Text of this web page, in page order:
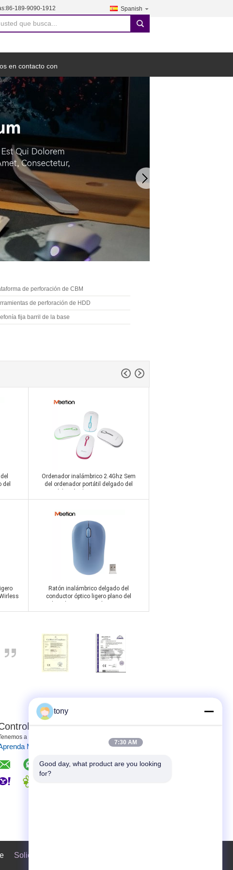
86-189-9090-1912 Spanish
search
en contacto con
de perforación de CBM
de perforación de HDD
fija barril de la base
del
mac
Ordenador inalámbrico 2.4Ghz Sem
del ordenador portátil delgado del
Inalambrico
Contactar ahora
Ratón inalámbrico delgado del
conductor óptico ligero plano del
R545 mini para Windows y el mac
Contactar ahora
de calidad
a termine el viaje y un dispositivo ...
Más
Solicitar una cotización
tony
7:30 AM
Good day, what product are you looking
for?